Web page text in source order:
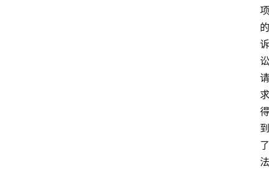
项
的
诉
讼
请
求
得
到
了
法